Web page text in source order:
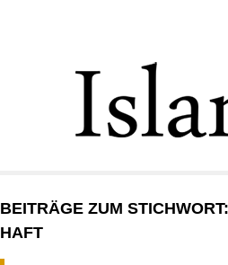
GESELLSCHAFT
STARTSEITE
BEITRÄGE ZUM
HAFT